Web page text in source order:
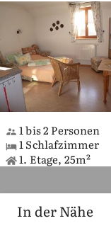
1 bis 2 Personen
1 Schlafzimmer
1. Etage, 25m²
In der Nähe